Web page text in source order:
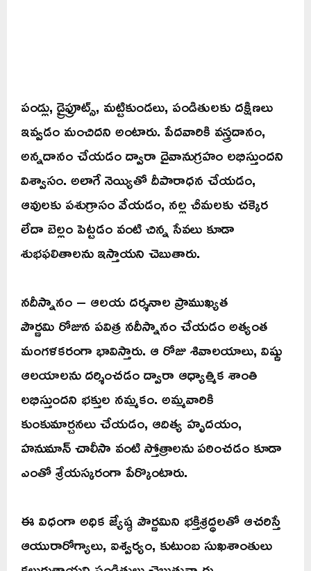
పండ్లు, డ్రైఫ్రూట్స్, మట్టికుండలు, పండితులకు దక్షిణలు
ఇవ్వడం మంచిదని అంటారు. పేదవారికి వస్త్రదానం,
అన్నదానం చేయడం ద్వారా దైవానుగ్రహం లభిస్తుందని
విశ్వాసం. అలాగే నెయ్యితో దీపారాధన చేయడం,
ఆవులకు పశుగ్రాసం వేయడం, నల్ల చీమలకు చక్కెర
లేదా బెల్లం పెట్టడం వంటి చిన్న సేవలు కూడా
శుభఫలితాలను ఇస్తాయని చెబుతారు.
నదీస్నానం – ఆలయ దర్శనాల ప్రాముఖ్యత
పౌర్ణమి రోజున పవిత్ర నదీస్నానం చేయడం అత్యంత
మంగళకరంగా భావిస్తారు. ఆ రోజు శివాలయాలు, విష్ణు
ఆలయాలను దర్శించడం ద్వారా ఆధ్యాత్మిక శాంతి
లభిస్తుందని భక్తుల నమ్మకం. అమ్మవారికి
కుంకుమార్చనలు చేయడం, ఆదిత్య హృదయం,
హనుమాన్ చాలీసా వంటి స్తోత్రాలను పఠించడం కూడా
ఎంతో శ్రేయస్కరంగా పేర్కొంటారు.
ఈ విధంగా అధిక జ్యేష్ఠ పౌర్ణమిని భక్తిశ్రద్ధలతో ఆచరిస్తే
ఆయురారోగ్యాలు, ఐశ్వర్యం, కుటుంబ సుఖశాంతులు